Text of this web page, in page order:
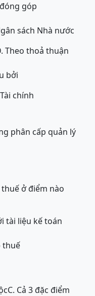
góp
sách Nhà nước
Theo thoả thuận
bởi
chính
phân cấp quản lý
ở điểm nào
tài liệu kế toán
thuế
C. Cả 3 đặc điểm